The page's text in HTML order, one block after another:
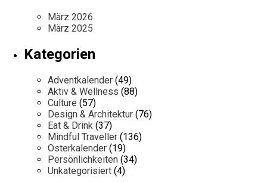
März 2026
März 2025
Kategorien
Adventkalender (49)
Aktiv & Wellness (88)
Culture (57)
Design & Architektur (76)
Eat & Drink (37)
Mindful Traveller (136)
Osterkalender (19)
Persönlichkeiten (34)
Unkategorisiert (4)